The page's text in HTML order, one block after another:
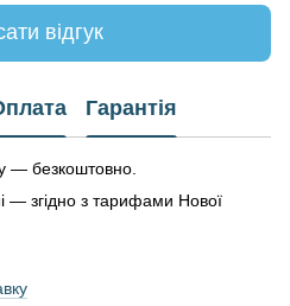
відгук
Гарантія
— безкоштовно.
— згідно з тарифами Нової